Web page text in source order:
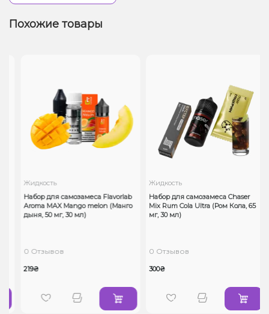
Похожие товары
Жидкость
Набор для самозамеса Flavorlab
Aroma MAX Mango melon (Манго
дыня, 50 мг, 30 мл)
0 Отзывов
219₴
Жидкость
Набор для самозамеса Chaser
Mix Rum Cola Ultra (Ром Кола, 65
мг, 30 мл)
0 Отзывов
300₴